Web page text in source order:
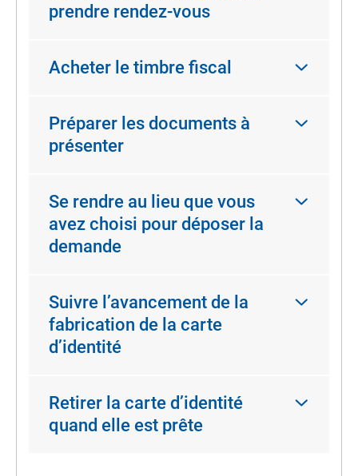
prendre rendez-vous
Acheter le timbre fiscal
Préparer les documents à
présenter
Se rendre au lieu que vous
avez choisi pour déposer la
demande
Suivre l’avancement de la
fabrication de la carte
d’identité
Retirer la carte d’identité
quand elle est prête